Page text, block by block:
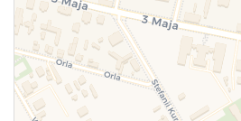
WYŚLIJ